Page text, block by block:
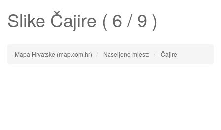
Slike Čajire ( 6 / 9 )
Mapa Hrvatske (map.com.hr) Naseljeno mjesto Čajire